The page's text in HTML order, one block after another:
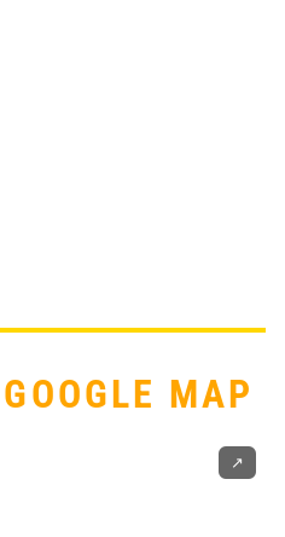
MAP
↗️